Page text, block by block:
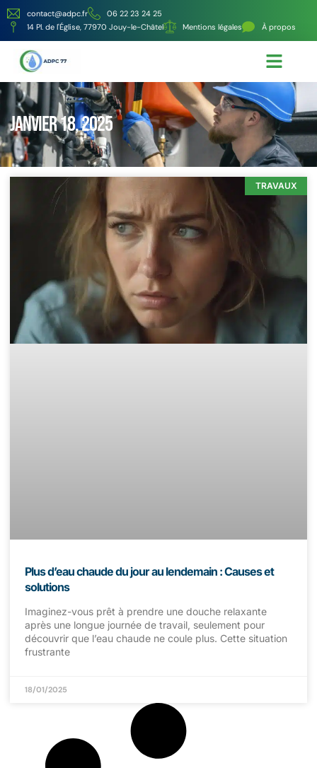
contact@adpc.fr
06 22 23 24 25
14 Pl. de l'Église, 77970 Jouy-le-Châtel
Mentions légales À propos
janvier 18, 2025
TRAVAUX
Plus d’eau chaude du jour au lendemain : Causes et
solutions
Imaginez-vous prêt à prendre une douche relaxante
après une longue journée de travail, seulement pour
découvrir que l’eau chaude ne coule plus. Cette situation
frustrante
18/01/2025